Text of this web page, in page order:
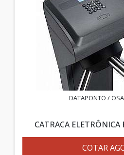
DATAPONTO /
CATRACA ELETRÔNICA
COTAR